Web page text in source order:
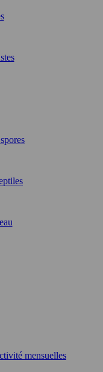
mensuelles